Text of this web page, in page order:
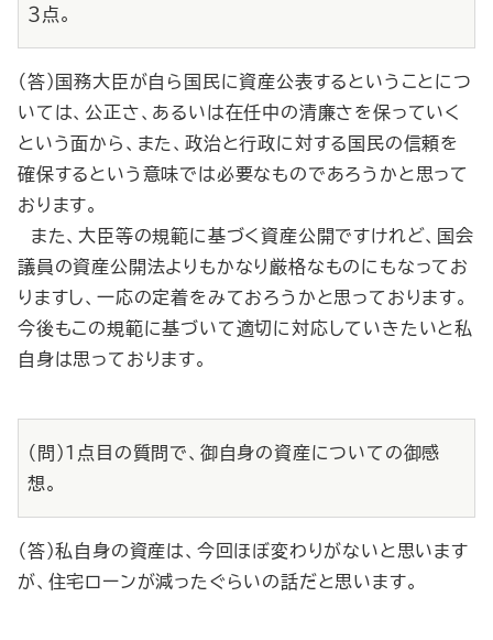
３点。
（答）国務大臣が自ら国民に資産公表するということにつ
いては、公正さ、あるいは在任中の清廉さを保っていく
という面から、また、政治と行政に対する国民の信頼を
確保するという意味では必要なものであろうかと思って
おります。
また、大臣等の規範に基づく資産公開ですけれど、国会
議員の資産公開法よりもかなり厳格なものにもなってお
りますし、一応の定着をみておろうかと思っております。
今後もこの規範に基づいて適切に対応していきたいと私
自身は思っております。
（問）１点目の質問で、御自身の資産についての御感
想。
（答）私自身の資産は、今回ほぼ変わりがないと思います
が、住宅ローンが減ったぐらいの話だと思います。